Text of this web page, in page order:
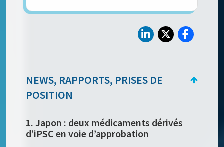
NEWS, RAPPORTS, PRISES DE
POSITION
1. Japon : deux médicaments dérivés
d’iPSC en voie d’approbation